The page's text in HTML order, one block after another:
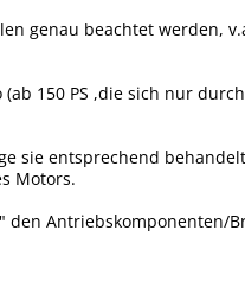
genau beachtet werden,
150 PS ,die sich nur
sie entsprechend
Motors.
den Antriebskomponenten/